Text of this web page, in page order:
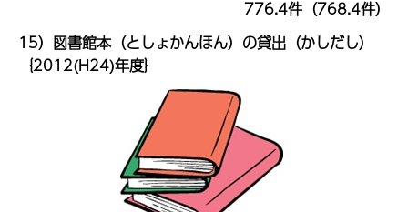
776.4件（768.4件）
15）図書館本（としょかんほん）の貸出（かしだし）
｛2012(H24)年度｝